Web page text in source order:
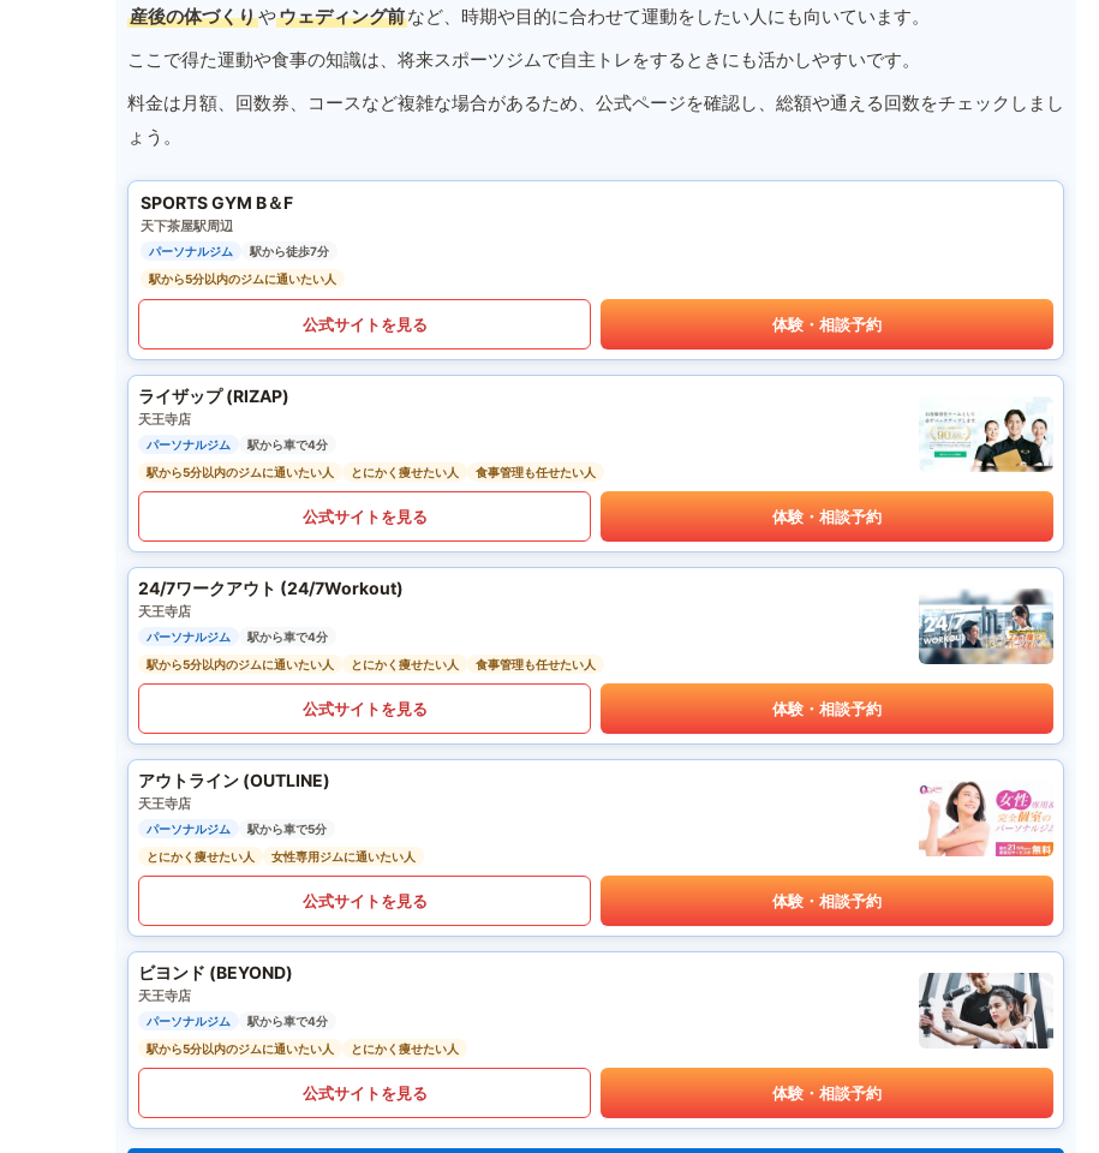
産後の体づくりやウェディング前など、時期や目的に合わせて運動をしたい人にも向いています。
ここで得た運動や食事の知識は、将来スポーツジムで自主トレをするときにも活かしやすいです。
料金は月額、回数券、コースなど複雑な場合があるため、公式ページを確認し、総額や通える回数をチェックしまし
ょう。
SPORTS GYM B＆F
天下茶屋駅周辺
パーソナルジム
駅から徒歩7分
駅から5分以内のジムに通いたい人
公式サイトを見る 体験・相談予約
ライザップ (RIZAP)
天王寺店
パーソナルジム
駅から車で4分
駅から5分以内のジムに通いたい人
とにかく痩せたい人 食事管理も任せたい人
公式サイトを見る 体験・相談予約
24/7ワークアウト (24/7Workout)
天王寺店
パーソナルジム
駅から車で4分
駅から5分以内のジムに通いたい人
とにかく痩せたい人 食事管理も任せたい人
公式サイトを見る 体験・相談予約
アウトライン (OUTLINE)
天王寺店
パーソナルジム
駅から車で5分
とにかく痩せたい人
女性専用ジムに通いたい人
公式サイトを見る 体験・相談予約
ビヨンド (BEYOND)
天王寺店
パーソナルジム
駅から車で4分
駅から5分以内のジムに通いたい人
とにかく痩せたい人
公式サイトを見る 体験・相談予約